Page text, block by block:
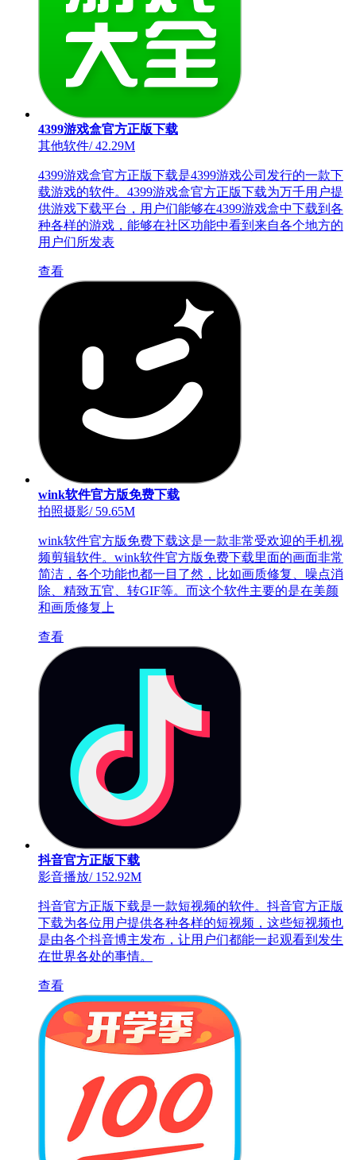
4399游戏盒官方正版下载
其他软件/42.29M
4399游戏盒官方正版下载是4399游戏公司发行的一款下
载游戏的软件。4399游戏盒官方正版下载为万千用户提
供游戏下载平台，用户们能够在4399游戏盒中下载到各
种各样的游戏，能够在社区功能中看到来自各个地方的
用户们所发表
查看
wink软件官方版免费下载
拍照摄影/59.65M
wink软件官方版免费下载这是一款非常受欢迎的手机视
频剪辑软件。wink软件官方版免费下载里面的画面非常
简洁，各个功能也都一目了然，比如画质修复、噪点消
除、精致五官、转GIF等。而这个软件主要的是在美颜
和画质修复上
查看
抖音官方正版下载
影音播放/152.92M
抖音官方正版下载是一款短视频的软件。抖音官方正版
下载为各位用户提供各种各样的短视频，这些短视频也
是由各个抖音博主发布，让用户们都能一起观看到发生
在世界各处的事情。
查看